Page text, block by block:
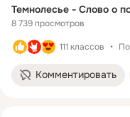
Темнолесье - Слово о
8 739 просмотров
111 классов
Комментировать